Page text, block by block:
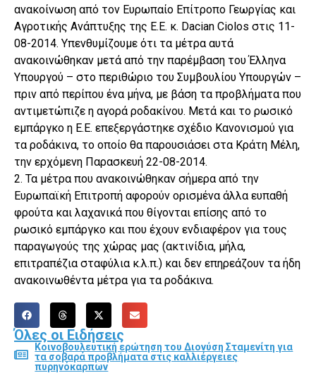
ανακοίνωση από τον Ευρωπαίο Επίτροπο Γεωργίας και
Αγροτικής Ανάπτυξης της Ε.Ε. κ. Dacian Ciolos στις 11-
08-2014. Υπενθυμίζουμε ότι τα μέτρα αυτά
ανακοινώθηκαν μετά από την παρέμβαση του Έλληνα
Υπουργού – στο περιθώριο του Συμβουλίου Υπουργών –
πριν από περίπου ένα μήνα, με βάση τα προβλήματα που
αντιμετώπιζε η αγορά ροδακίνου. Μετά και το ρωσικό
εμπάργκο η Ε.Ε. επεξεργάστηκε σχέδιο Κανονισμού για
τα ροδάκινα, το οποίο θα παρουσιάσει στα Κράτη Μέλη,
την ερχόμενη Παρασκευή 22-08-2014.
2. Τα μέτρα που ανακοινώθηκαν σήμερα από την
Ευρωπαϊκή Επιτροπή αφορούν ορισμένα άλλα ευπαθή
φρούτα και λαχανικά που θίγονται επίσης από το
ρωσικό εμπάργκο και που έχουν ενδιαφέρον για τους
παραγωγούς της χώρας μας (ακτινίδια, μήλα,
επιτραπέζια σταφύλια κ.λ.π.) και δεν επηρεάζουν τα ήδη
ανακοινωθέντα μέτρα για τα ροδάκινα.
Όλες οι Ειδήσεις
Κοινοβουλευτική ερώτηση του Διονύση Σταμενίτη για
τα σοβαρά προβλήματα στις καλλιέργειες
πυρηνόκαρπων